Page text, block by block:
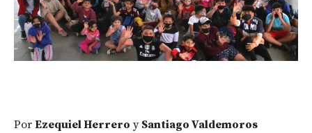
Por Ezequiel Herrero y Santiago Valdemoros